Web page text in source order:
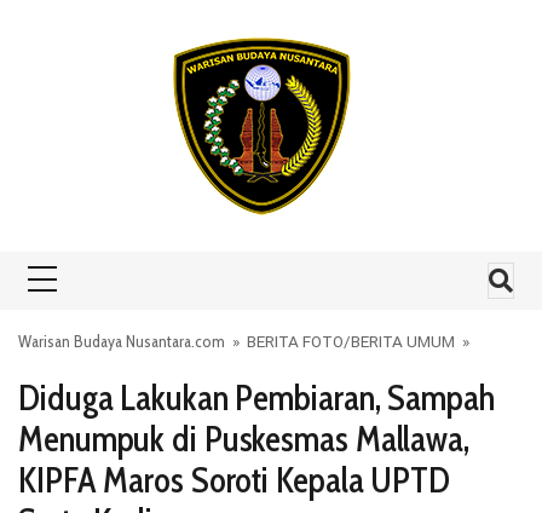
Warisan Budaya Nusantara.com » BERITA FOTO/BERITA UMUM »
Diduga Lakukan Pembiaran, Sampah
Menumpuk di Puskesmas Mallawa,
KIPFA Maros Soroti Kepala UPTD